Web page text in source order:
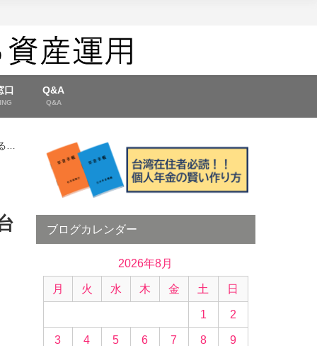
口 Q&A
Q&A
知
ブログカレンダー
2026年8月
月 火 水 木 金 土 日
1 2
3 4 5 6 7 8 9